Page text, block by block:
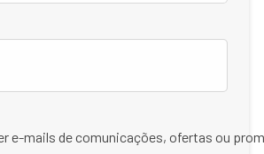
e-mails de comunicações, ofertas ou